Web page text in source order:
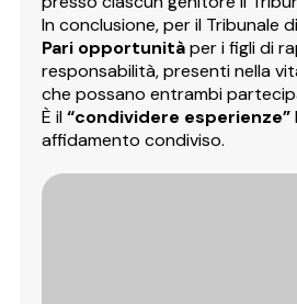
In conclusione, per il Tribunale
Pari opportunitàper i figli di
responsabilità, presenti nella
che possano entrambi
È il“condividere esperienze”
affidamento condiviso.